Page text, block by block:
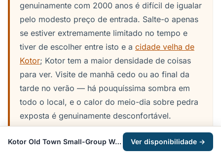
genuinamente com 2000 anos é difícil de igualar
pelo modesto preço de entrada. Salte-o apenas
se estiver extremamente limitado no tempo e
tiver de escolher entre isto e a cidade velha de
Kotor; Kotor tem a maior densidade de coisas
para ver. Visite de manhã cedo ou ao final da
tarde no verão — há pouquíssima sombra em
todo o local, e o calor do meio-dia sobre pedra
exposta é genuinamente desconfortável.
Kotor Old Town Small-Group Walking Tour Ver disponibilidade →